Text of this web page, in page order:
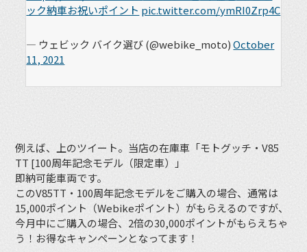
ック納車お祝いポイント pic.twitter.com/ymRI0Zrp4C
— ウェビック バイク選び (@webike_moto)October
11, 2021
例えば、上のツイート。当店の在庫車「モトグッチ・V85
TT [100周年記念モデル（限定車）」
即納可能車両です。
このV85TT・100周年記念モデルをご購入の場合、通常は
15,000ポイント（Webikeポイント）がもらえるのですが、
今月中にご購入の場合、2倍の30,000ポイントがもらえちゃ
う！お得なキャンペーンとなってます！